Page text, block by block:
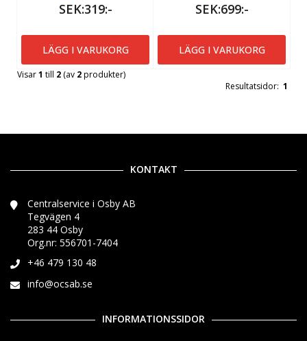
SEK:319:-
LÄGG I VARUKORG
SEK:699:-
LÄGG I VARUKORG
Visar1 till 2 (av 2produkter)
Resultatsidor: 1
KONTAKT
Centralservice i Osby AB
Tegvägen 4
283 44 Osby
Org.nr: 556701-7404
+46 479 130 48
info@ocsab.se
INFORMATIONSSIDOR